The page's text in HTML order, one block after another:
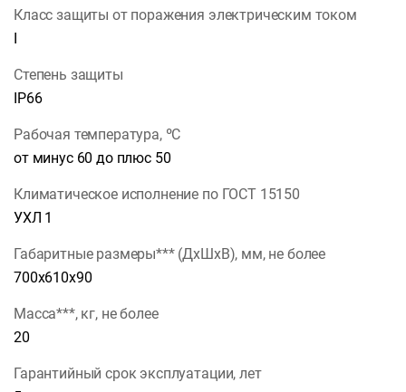
Класс защиты от поражения электрическим током
Степень защиты
IP66
Рабочая температура, ºС
от минус 60 до плюс 50
Климатическое исполнение по ГОСТ 15150
УХЛ 1
Габаритные размеры*** (ДхШхВ), мм, не более
700х610х90
Масса***, кг, не более
20
Гарантийный срок эксплуатации, лет